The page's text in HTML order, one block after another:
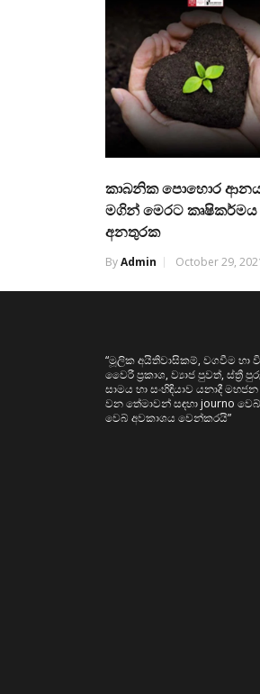
කාබනික පොහොර
මගින් මෙරට කෘෂිකර්මය
අනතුරක
ByAdmin October 29,
“මූලික අයිතිවාසිකම්, වගවීම හා
වෛරී ප්‍රකාශ, ව්‍යාජ පුවත්, ස්ත්‍රී
සාමය හා සංහිඳියාව යනාදී
වන තේමාවන් සඳහා journo
වෙබ් අවකාශය වෙන්කරයි”